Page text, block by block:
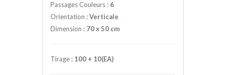
Passages Couleurs : 6
Orientation :Verticale
Dimension : 70 x 50 cm
Tirage : 100 + 10(EA)